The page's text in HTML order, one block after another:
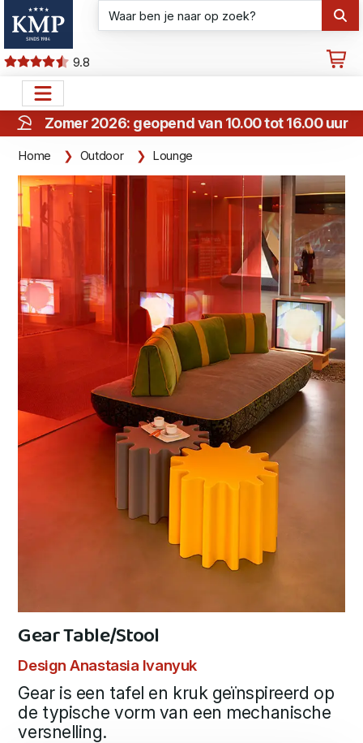
9.8
Zomer 2026: geopend van 10.00 tot 16.00 uur
Home Outdoor Lounge
Gear Table/Stool
Design Anastasia Ivanyuk
Gear is een tafel en kruk geïnspireerd op
de typische vorm van een mechanische
versnelling.